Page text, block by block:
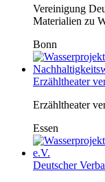
Vereinigung
Materialien zu
Bonn
Erzähltheater
Erzähltheater
Essen
Deutscher